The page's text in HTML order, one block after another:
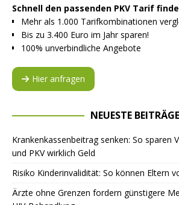
Schnell den passenden PKV Tarif
Mehr als 1.000 Tarifkombinationen
Bis zu 3.400 Euro im Jahr sparen!
100% unverbindliche Angebote
Hier anfragen
NEUESTE BEITRÄGE
Krankenkassenbeitrag senken: So sparen
und PKV wirklich Geld
Risiko Kinderinvalidität: So können Eltern
Ärzte ohne Grenzen fordern günstigere